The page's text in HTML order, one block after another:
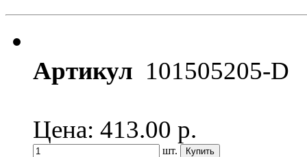
Артикул 101505205-D
Цена: 413.00 р.
шт.